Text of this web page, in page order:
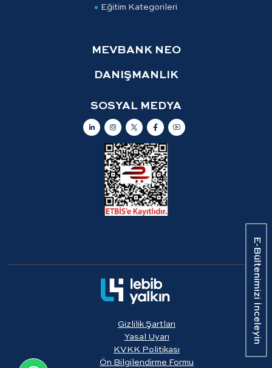
E-Bültenimizi İnceleyin
Eğitim Kategorileri
MEVBANK NEO
DANIŞMANLIK
SOSYAL MEDYA
Gizlilik Şartları
Yasal Uyarı
KVKK Politikası
Ön Bilgilendirme Formu